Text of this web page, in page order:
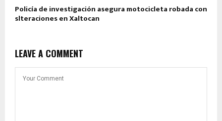
Policía de investigación asegura motocicleta robada con
slteraciones en Xaltocan
LEAVE A COMMENT